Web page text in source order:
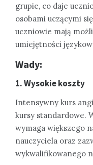
grupie, co daje
osobami uczącymi
uczniowie mają
umiejętności
Wady:
1. Wysokie koszty
Intensywny kurs
kursy standardowe.
wymaga większego
nauczyciela oraz
wykwalifikowanego